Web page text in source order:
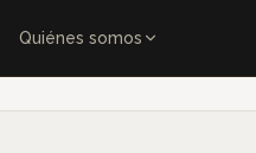
Quiénes somos